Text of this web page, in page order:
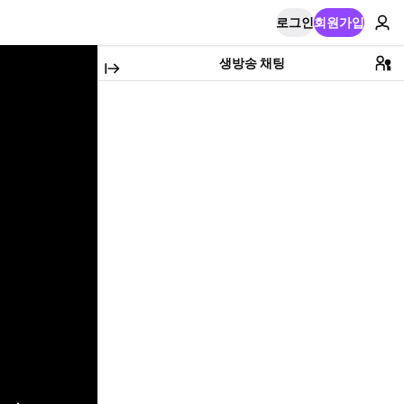
로그인회원가입
생방송 채팅